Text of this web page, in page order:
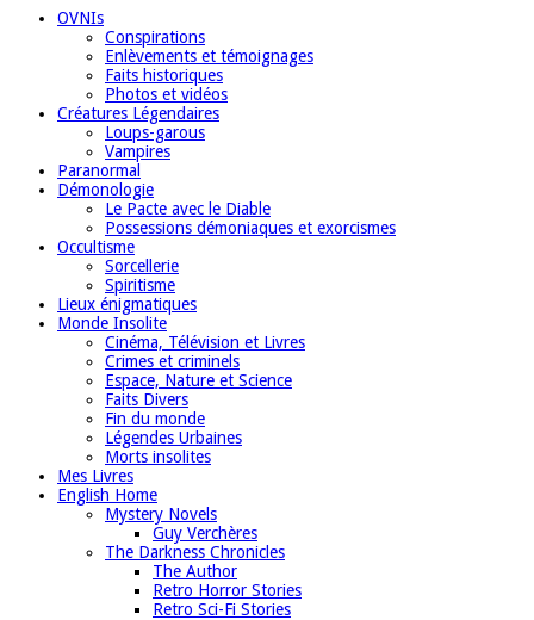
OVNIs
Conspirations
Enlèvements et témoignages
Faits historiques
Photos et vidéos
Créatures Légendaires
Loups-garous
Vampires
Paranormal
Démonologie
Le Pacte avec le Diable
Possessions démoniaques et exorcismes
Occultisme
Sorcellerie
Spiritisme
Lieux énigmatiques
Monde Insolite
Cinéma, Télévision et Livres
Crimes et criminels
Espace, Nature et Science
Faits Divers
Fin du monde
Légendes Urbaines
Morts insolites
Mes Livres
English Home
Mystery Novels
Guy Verchères
The Darkness Chronicles
The Author
Retro Horror Stories
Retro Sci-Fi Stories